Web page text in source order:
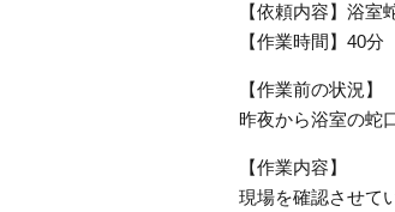
【依頼内容】浴室
【作業時間】40分
【作業前の状況】
昨夜から浴室の蛇
【作業内容】
現場を確認させて